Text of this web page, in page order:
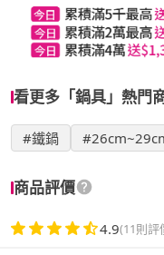
看更多「鍋具」熱門
#鐵鍋
商品評價
4.9(11則評